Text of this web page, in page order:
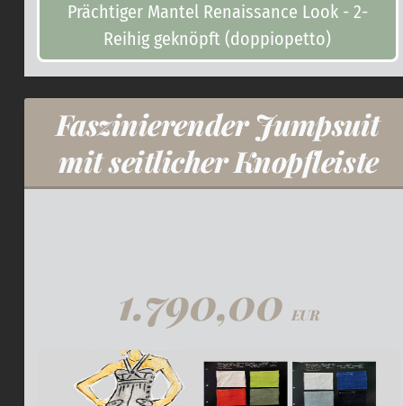
Prächtiger Mantel Renaissance Look - 2-
Reihig geknöpft (doppiopetto)
Faszinierender Jumpsuit
mit seitlicher Knopfleiste
1.790,00EUR